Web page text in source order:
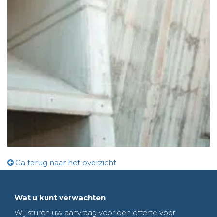
Ga terug naar het overzicht
Wat u kunt verwachten
Wij sturen uw aanvraag voor een offerte voor